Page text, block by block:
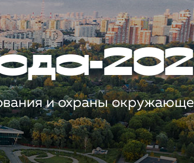
и охраны